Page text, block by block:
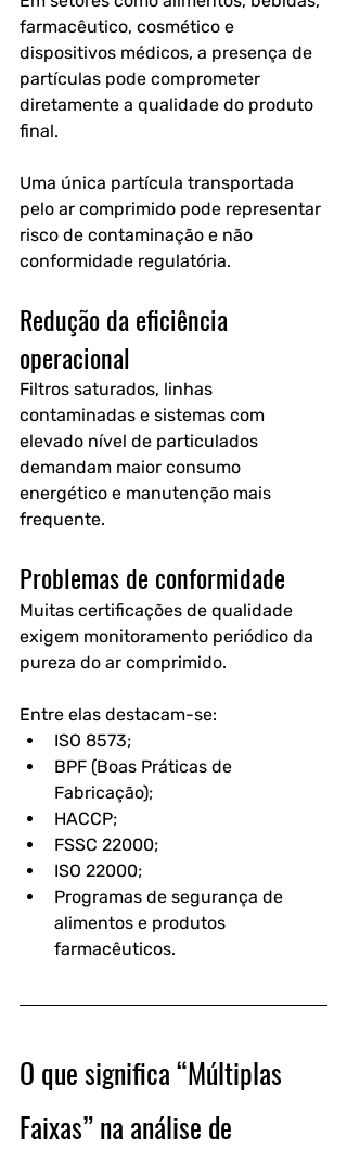
farmacêutico, cosmético e
dispositivos médicos, a presença de
partículas pode comprometer
diretamente a qualidade do produto
final.
Uma única partícula transportada
pelo ar comprimido pode representar
risco de contaminação e não
conformidade regulatória.
Redução da eficiência
operacional
Filtros saturados, linhas
contaminadas e sistemas com
elevado nível de particulados
demandam maior consumo
energético e manutenção mais
frequente.
Problemas de conformidade
Muitas certificações de qualidade
exigem monitoramento periódico da
pureza do ar comprimido.
Entre elas destacam-se:
ISO 8573;
BPF (Boas Práticas de
Fabricação);
HACCP;
FSSC 22000;
ISO 22000;
Programas de segurança de
alimentos e produtos
farmacêuticos.
O que significa “Múltiplas
Faixas” na análise de